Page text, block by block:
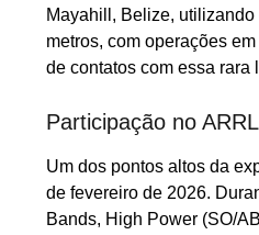
Mayahill, Belize,
metros, com operações
de contatos com essa rara
Participação no
Um dos pontos altos da
de fevereiro de 2026.
Bands, High Power (SO/